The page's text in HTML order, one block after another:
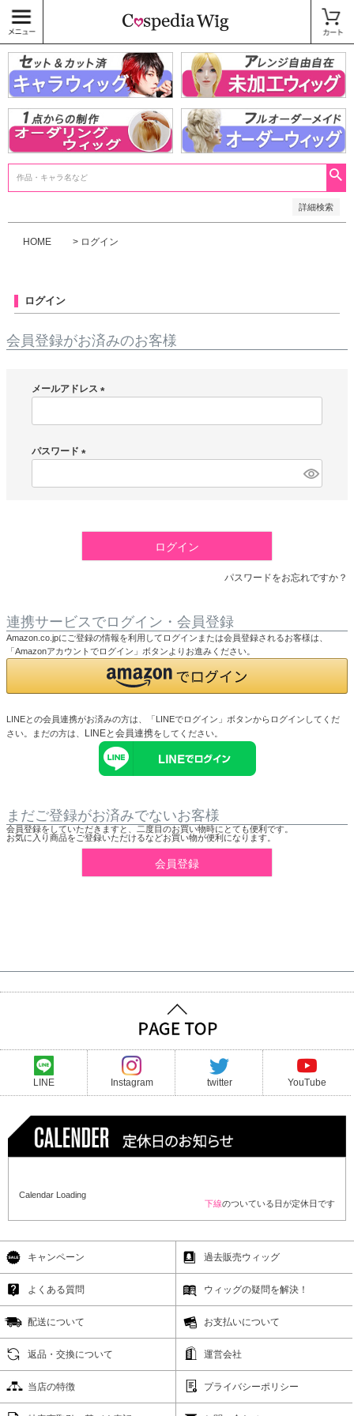
詳細検索
〜
商品タグ
キャラウィッグ
未加工ウィッグ
ベースウィッグ
衣装
SALE中
HOME ログイン
ログイン
会員登録がお済みのお客様
メールアドレス
必
パスワード
必
ログイン
パスワードをお忘れですか？
連携サービスでログイン・会員登録
Amazon.co.jpにご登録の情報を利用してログインまたは会員登録されるお客様は、
「Amazonアカウントでログイン」ボタンよりお進みください。
LINEとの会員連携がお済みの方は、「LINEでログイン」ボタンからログインしてくだ
さい。まだの方は、 LINEと会員連携をしてください。
まだご登録がお済みでないお客様
会員登録をしていただきますと、二度目のお買い物時にとても便利です。
お気に入り商品をご登録いただけるなどお買い物が便利になります。
会員登録
LINE Instagram twitter YouTube
Calendar Loading
下線のついている日が定休日です
キャンペーン 過去販売ウィッグ
よくある質問 ウィッグの疑問を解決！
配送について お支払いについて
返品・交換について 運営会社
当店の特徴 プライバシーポリシー